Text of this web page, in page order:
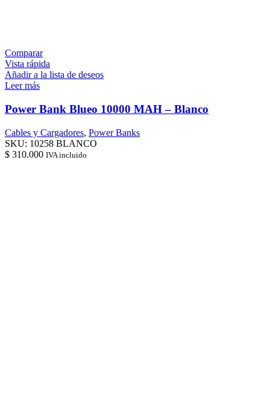
Comparar
Vista rápida
Añadir a la lista de deseos
Leer más
Power Bank Blueo 10000 MAH – Blanco
Cables y Cargadores, Power Banks
SKU: 10258 BLANCO
$ 310.000 IVA incluido